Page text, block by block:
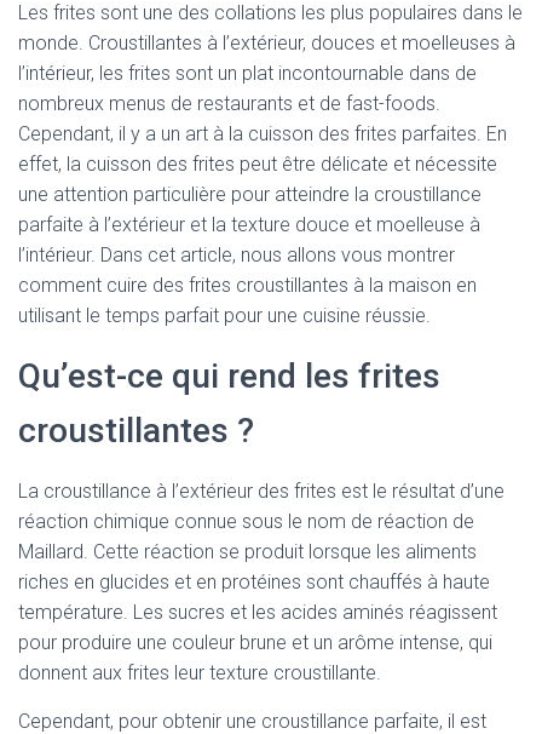
Les frites sont une des collations les plus populaires dans le
monde. Croustillantes à l’extérieur, douces et moelleuses à
l’intérieur, les frites sont un plat incontournable dans de
nombreux menus de restaurants et de fast-foods.
Cependant, il y a un art à la cuisson des frites parfaites. En
effet, la cuisson des frites peut être délicate et nécessite
une attention particulière pour atteindre la croustillance
parfaite à l’extérieur et la texture douce et moelleuse à
l’intérieur. Dans cet article, nous allons vous montrer
comment cuire des frites croustillantes à la maison en
utilisant le temps parfait pour une cuisine réussie.
Qu’est-ce qui rend les frites
croustillantes ?
La croustillance à l’extérieur des frites est le résultat d’une
réaction chimique connue sous le nom de réaction de
Maillard. Cette réaction se produit lorsque les aliments
riches en glucides et en protéines sont chauffés à haute
température. Les sucres et les acides aminés réagissent
pour produire une couleur brune et un arôme intense, qui
donnent aux frites leur texture croustillante.
Cependant, pour obtenir une croustillance parfaite, il est